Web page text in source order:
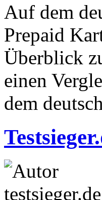
Auf dem
Prepaid
Überblick
einen
dem